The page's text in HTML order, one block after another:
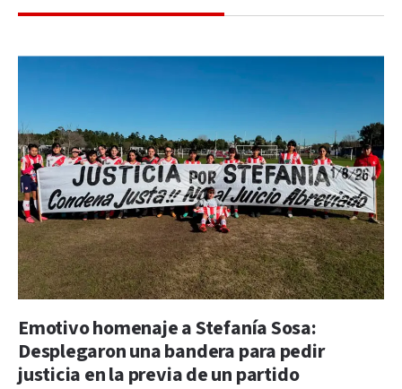
Emotivo homenaje a Stefanía Sosa:
Desplegaron una bandera para pedir
justicia en la previa de un partido